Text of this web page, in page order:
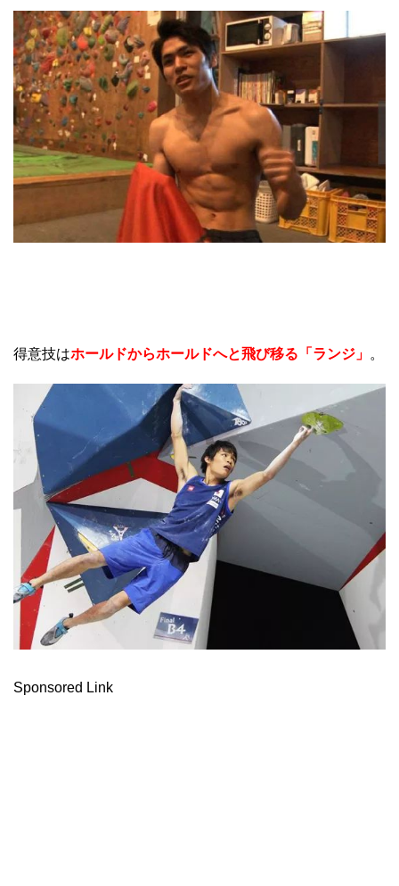
得意技はホールドからホールドへと飛び移る「ランジ」 。
Sponsored Link